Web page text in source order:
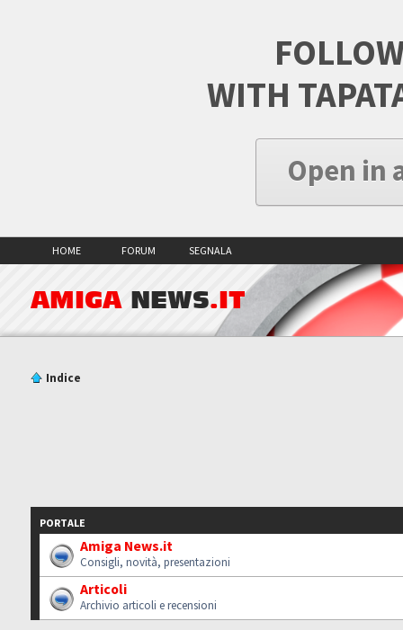
WITH
Open in
HOME FORUM SEGNALA
AMIGA NEWS.IT
Indice
PORTALE
Amiga News.it
Consigli, novità, presentazioni
Articoli
Archivio articoli e recensioni